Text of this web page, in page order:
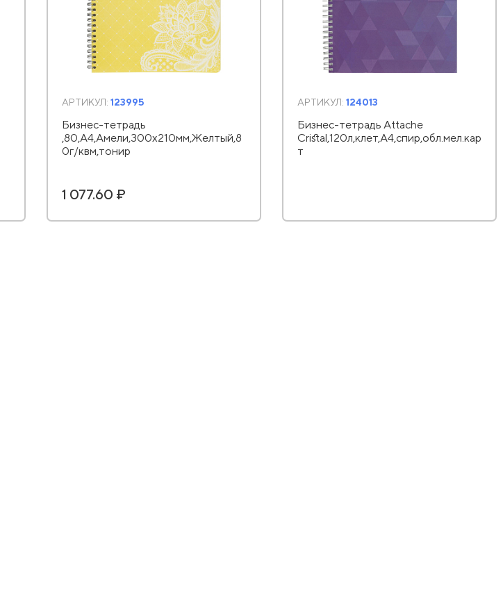
АРТИКУЛ: 123995
Бизнес-тетрадь
,80,А4,Амели,300х210мм,Желтый,8
0г/квм,тонир
1 077.60 ₽
АРТИКУЛ: 124013
Бизнес-тетрадь Attache
Cristal,120л,клет,А4,спир,обл.мел.кар
т